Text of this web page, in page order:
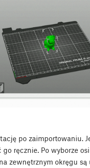
po zaimportowaniu.
go ręcznie. Po wyborze
zewnętrznym okręgu